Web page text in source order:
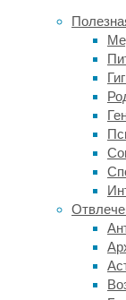
связь
между
отцов
детей.
В
более
раннем